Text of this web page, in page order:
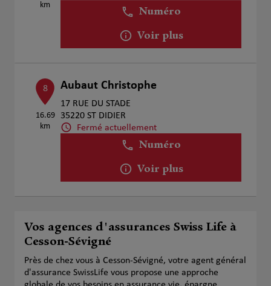
km
Numéro
Voir plus
8
16.69
km
Aubaut Christophe
17 RUE DU STADE
35220 ST DIDIER
Fermé actuellement
Numéro
Voir plus
Vos agences d'assurances Swiss Life à
Cesson-Sévigné
Près de chez vous à Cesson-Sévigné, votre agent général
d'assurance SwissLife vous propose une approche